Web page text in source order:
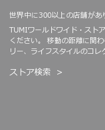
世界中に300以上の店舗があ
TUMIワールドワイド・スト
ください。 移動の距離に関
リー、ライフスタイルのコレ
ストア検索